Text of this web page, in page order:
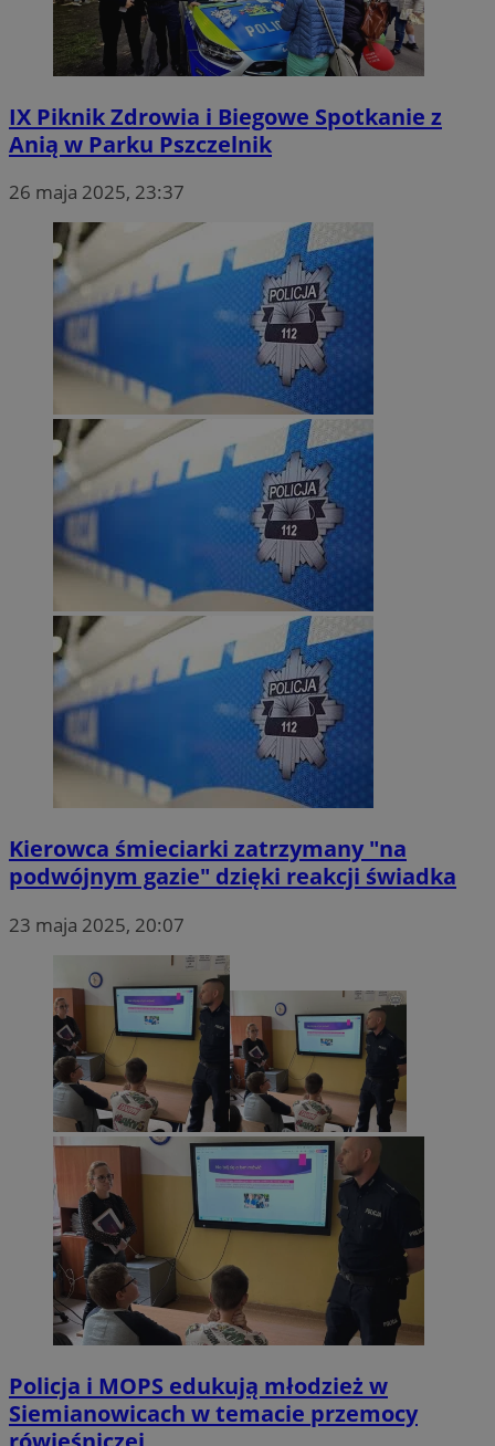
IX Piknik Zdrowia i Biegowe Spotkanie z
Anią w Parku Pszczelnik
26 maja 2025, 23:37
Kierowca śmieciarki zatrzymany "na
podwójnym gazie" dzięki reakcji świadka
23 maja 2025, 20:07
Policja i MOPS edukują młodzież w
Siemianowicach w temacie przemocy